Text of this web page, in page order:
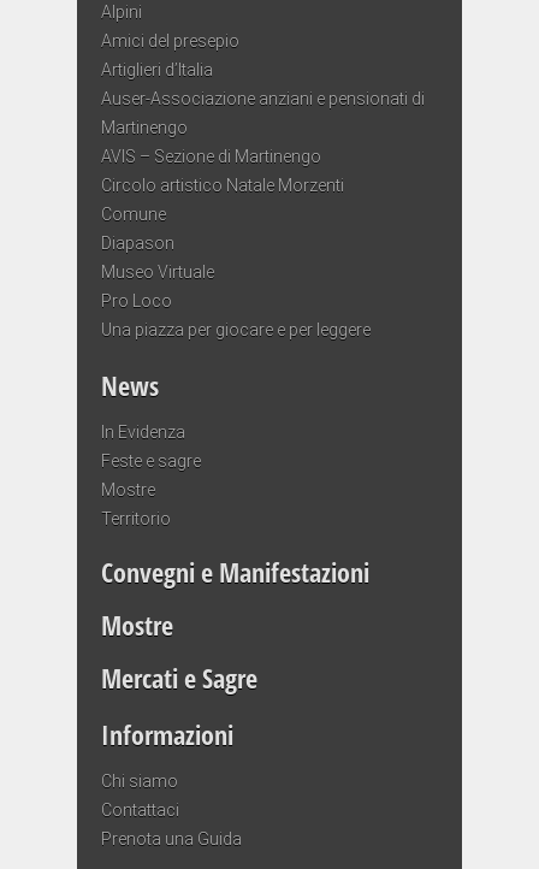
Alpini
Amici del presepio
Artiglieri d’Italia
Auser-Associazione anziani e pensionati di
Martinengo
AVIS – Sezione di Martinengo
Circolo artistico Natale Morzenti
Comune
Diapason
Museo Virtuale
Pro Loco
Una piazza per giocare e per leggere
News
In Evidenza
Feste e sagre
Mostre
Territorio
Convegni e Manifestazioni
Mostre
Mercati e Sagre
Informazioni
Chi siamo
Contattaci
Prenota una Guida